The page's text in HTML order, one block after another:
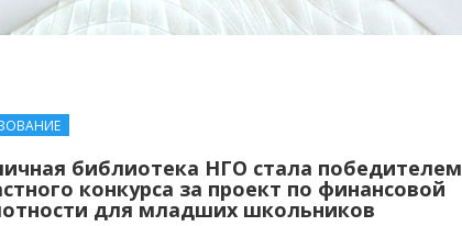
библиотека НГО стала победителем
конкурса за проект по финансовой
для младших школьников